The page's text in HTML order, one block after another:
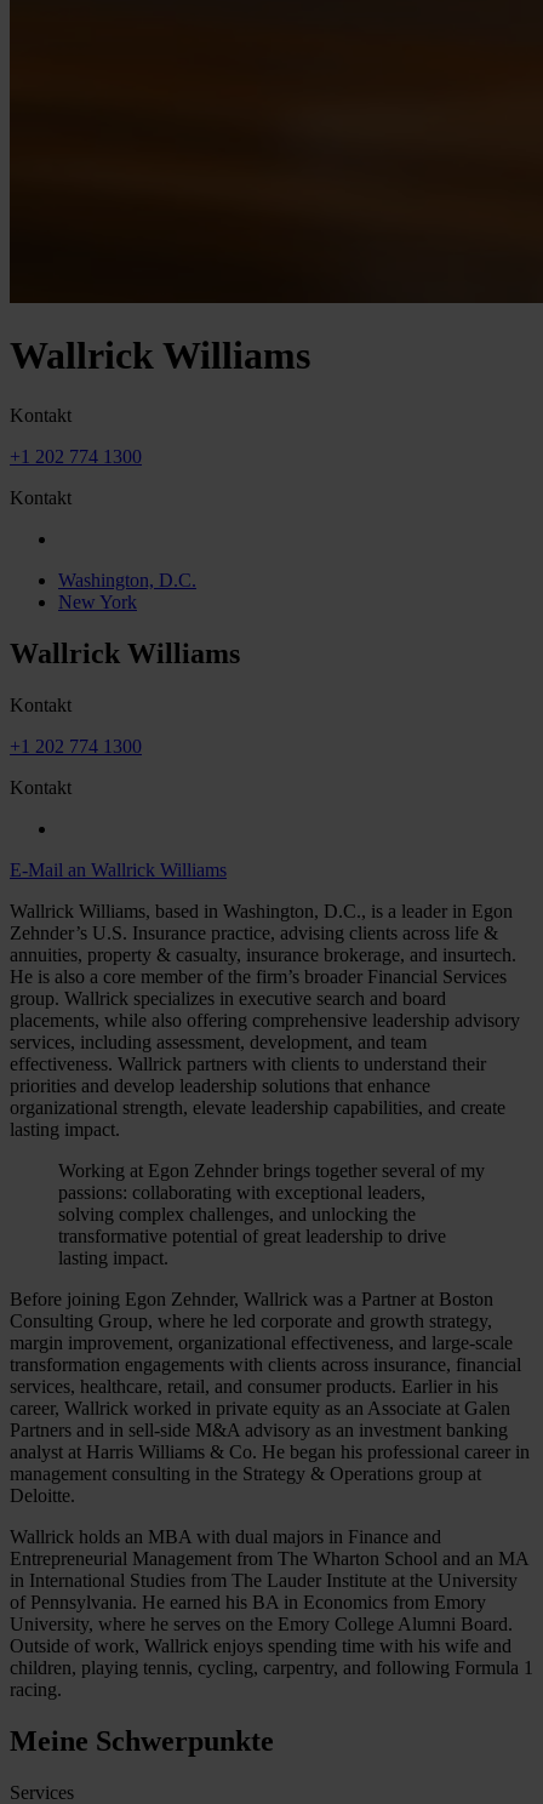
Wallrick Williams
Kontakt
+1 202 774 1300
Kontakt
Washington, D.C.
New York
Wallrick Williams
Kontakt
+1 202 774 1300
Kontakt
E-Mail an Wallrick Williams
Wallrick Williams, based in Washington, D.C., is a leader in Egon
Zehnder’s U.S. Insurance practice, advising clients across life &
annuities, property & casualty, insurance brokerage, and insurtech.
He is also a core member of the firm’s broader Financial Services
group. Wallrick specializes in executive search and board
placements, while also offering comprehensive leadership advisory
services, including assessment, development, and team
effectiveness. Wallrick partners with clients to understand their
priorities and develop leadership solutions that enhance
organizational strength, elevate leadership capabilities, and create
lasting impact.
Working at Egon Zehnder brings together several of my
passions: collaborating with exceptional leaders,
solving complex challenges, and unlocking the
transformative potential of great leadership to drive
lasting impact.
Before joining Egon Zehnder, Wallrick was a Partner at Boston
Consulting Group, where he led corporate and growth strategy,
margin improvement, organizational effectiveness, and large-scale
transformation engagements with clients across insurance, financial
services, healthcare, retail, and consumer products. Earlier in his
career, Wallrick worked in private equity as an Associate at Galen
Partners and in sell-side M&A advisory as an investment banking
analyst at Harris Williams & Co. He began his professional career in
management consulting in the Strategy & Operations group at
Deloitte.
Wallrick holds an MBA with dual majors in Finance and
Entrepreneurial Management from The Wharton School and an MA
in International Studies from The Lauder Institute at the University
of Pennsylvania. He earned his BA in Economics from Emory
University, where he serves on the Emory College Alumni Board.
Outside of work, Wallrick enjoys spending time with his wife and
children, playing tennis, cycling, carpentry, and following Formula 1
racing.
Meine Schwerpunkte
Services